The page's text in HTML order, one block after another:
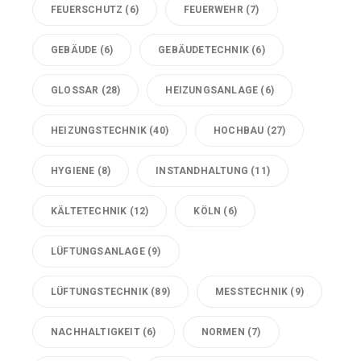
FEUERSCHUTZ (6) FEUERWEHR (7)
GEBÄUDE (6) GEBÄUDETECHNIK (6)
GLOSSAR (28) HEIZUNGSANLAGE (6)
HEIZUNGSTECHNIK (40) HOCHBAU (27)
HYGIENE (8) INSTANDHALTUNG (11)
KÄLTETECHNIK (12) KÖLN (6)
LÜFTUNGSANLAGE(9)
LÜFTUNGSTECHNIK (89) MESSTECHNIK (9)
NACHHALTIGKEIT(6) NORMEN (7)